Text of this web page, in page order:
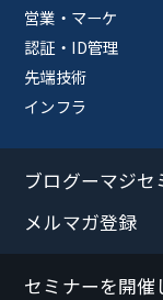
営業・マーケ
認証・ID管理
先端技術
インフラ
ブログーマジセ
メルマガ登録
セミナーを開催